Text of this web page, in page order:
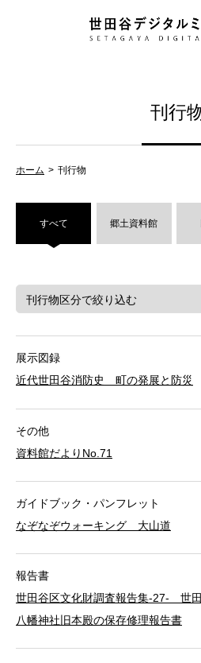
刊行
ホーム 刊行物
すべて 郷土資料館
展示図録
近代世田谷消防史 町の発展と防災
その他
資料館だよりNo.71
ガイドブック・パンフレット
なぞなぞウォーキング 大山道
報告書
世田谷区文化財調査報告集-27- 世
八幡神社旧本殿の保存修理報告書